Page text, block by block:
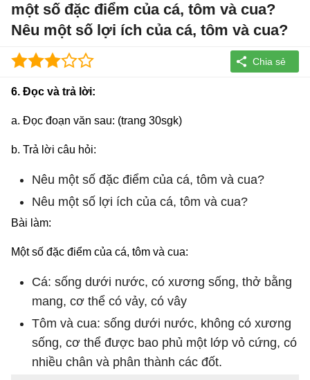
một số đặc điểm của cá, tôm và cua?
Nêu một số lợi ích của cá, tôm và cua?
6. Đọc và trả lời:
a. Đọc đoạn văn sau: (trang 30sgk)
b. Trả lời câu hỏi:
Nêu một số đặc điểm của cá, tôm và cua?
Nêu một số lợi ích của cá, tôm và cua?
Bài làm:
Một số đặc điểm của cá, tôm và cua:
Cá: sống dưới nước, có xương sống, thở bằng
mang, cơ thể có vảy, có vây
Tôm và cua: sống dưới nước, không có xương
sống, cơ thể được bao phủ một lớp vỏ cứng, có
nhiều chân và phân thành các đốt.